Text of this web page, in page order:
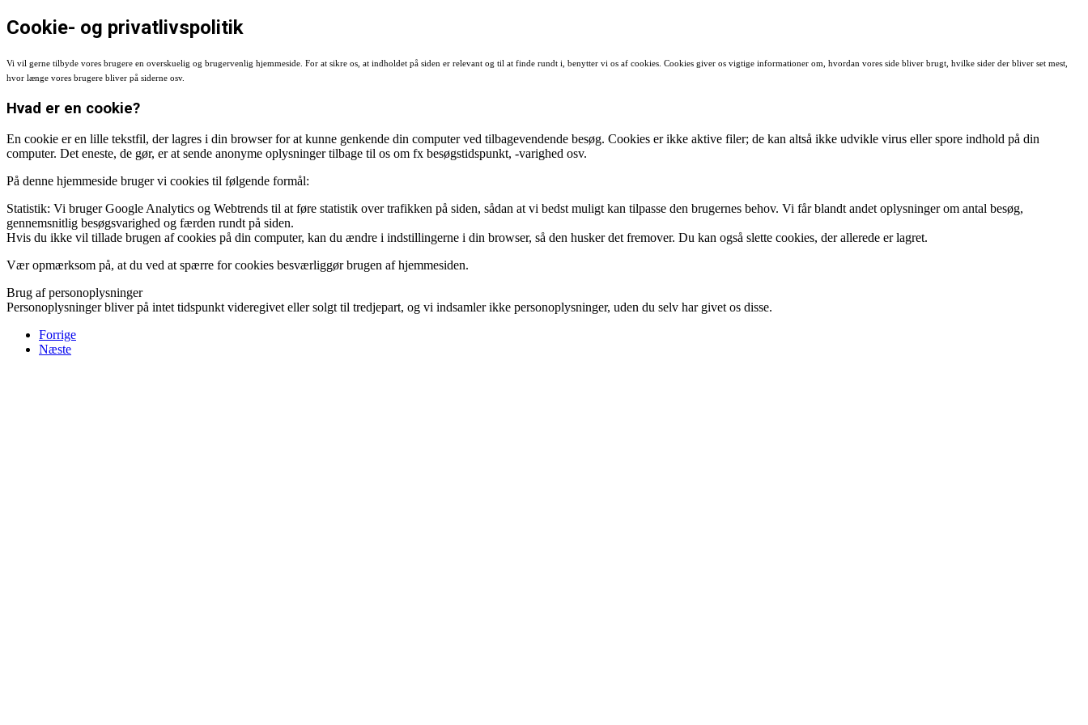
Cookie- og privatlivspolitik
Vi vil gerne tilbyde vores brugere en overskuelig og brugervenlig hjemmeside. For at sikre os, at indholdet på siden er relevant og til at finde rundt i, benytter vi os af cookies. Cookies giver os vigtige informationer om, hvordan vores side bliver brugt, hvilke sider der bliver set mest,
hvor længe vores brugere bliver på siderne osv.
Hvad er en cookie?
En cookie er en lille tekstfil, der lagres i din browser for at kunne genkende din computer ved tilbagevendende besøg. Cookies er ikke aktive filer; de kan altså ikke udvikle virus eller spore indhold på din
computer. Det eneste, de gør, er at sende anonyme oplysninger tilbage til os om fx besøgstidspunkt, -varighed osv.
På denne hjemmeside bruger vi cookies til følgende formål:
Statistik: Vi bruger Google Analytics og Webtrends til at føre statistik over trafikken på siden, sådan at vi bedst muligt kan tilpasse den brugernes behov. Vi får blandt andet oplysninger om antal besøg,
gennemsnitlig besøgsvarighed og færden rundt på siden.
Hvis du ikke vil tillade brugen af cookies på din computer, kan du ændre i indstillingerne i din browser, så den husker det fremover. Du kan også slette cookies, der allerede er lagret.
Vær opmærksom på, at du ved at spærre for cookies besværliggør brugen af hjemmesiden.
Brug af personoplysninger
Personoplysninger bliver på intet tidspunkt videregivet eller solgt til tredjepart, og vi indsamler ikke personoplysninger, uden du selv har givet os disse.
Forrige
Næste